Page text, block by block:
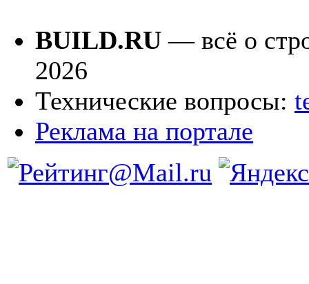
BUILD.RU — всё о
2026
Технические вопросы:
Реклама на портале